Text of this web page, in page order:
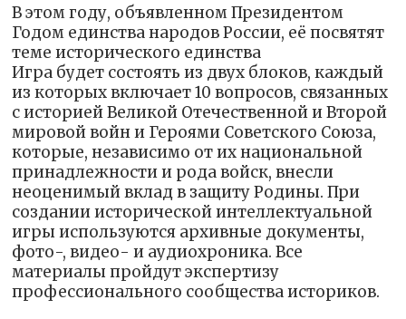
В этом году, объявленном Президентом
Годом единства народов России, её посвятят
теме исторического единства
Игра будет состоять из двух блоков, каждый
из которых включает 10 вопросов, связанных
с историей Великой Отечественной и Второй
мировой войн и Героями Советского Союза,
которые, независимо от их национальной
принадлежности и рода войск, внесли
неоценимый вклад в защиту Родины. При
создании исторической интеллектуальной
игры используются архивные документы,
фото-, видео- и аудиохроника. Все
материалы пройдут экспертизу
профессионального сообщества историков.